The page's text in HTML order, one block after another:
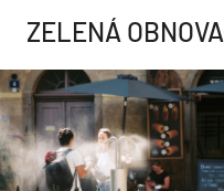
ZELENÁ OBNOVA